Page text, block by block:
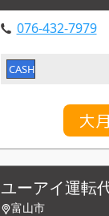
076-432-7979
CASH
大
ユーアイ運転
富山市